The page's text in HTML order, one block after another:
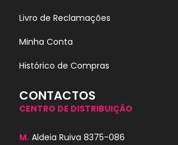
Livro de Reclamações
Minha Conta
Histórico de Compras
CONTACTOS
CENTRO DE DISTRIBUIÇÃO
M. Aldeia Ruiva 8375-086